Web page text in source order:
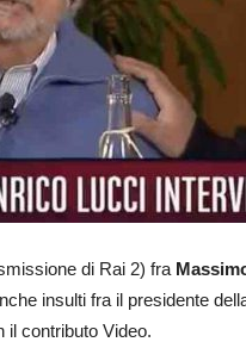
di Rai 2) fra
insulti fra il presidente
il contributo Video.